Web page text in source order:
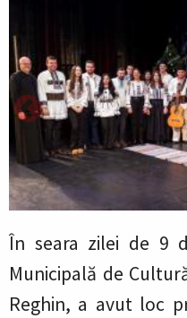
În seara zilei de 9
Municipală de
Reghin, a avut loc